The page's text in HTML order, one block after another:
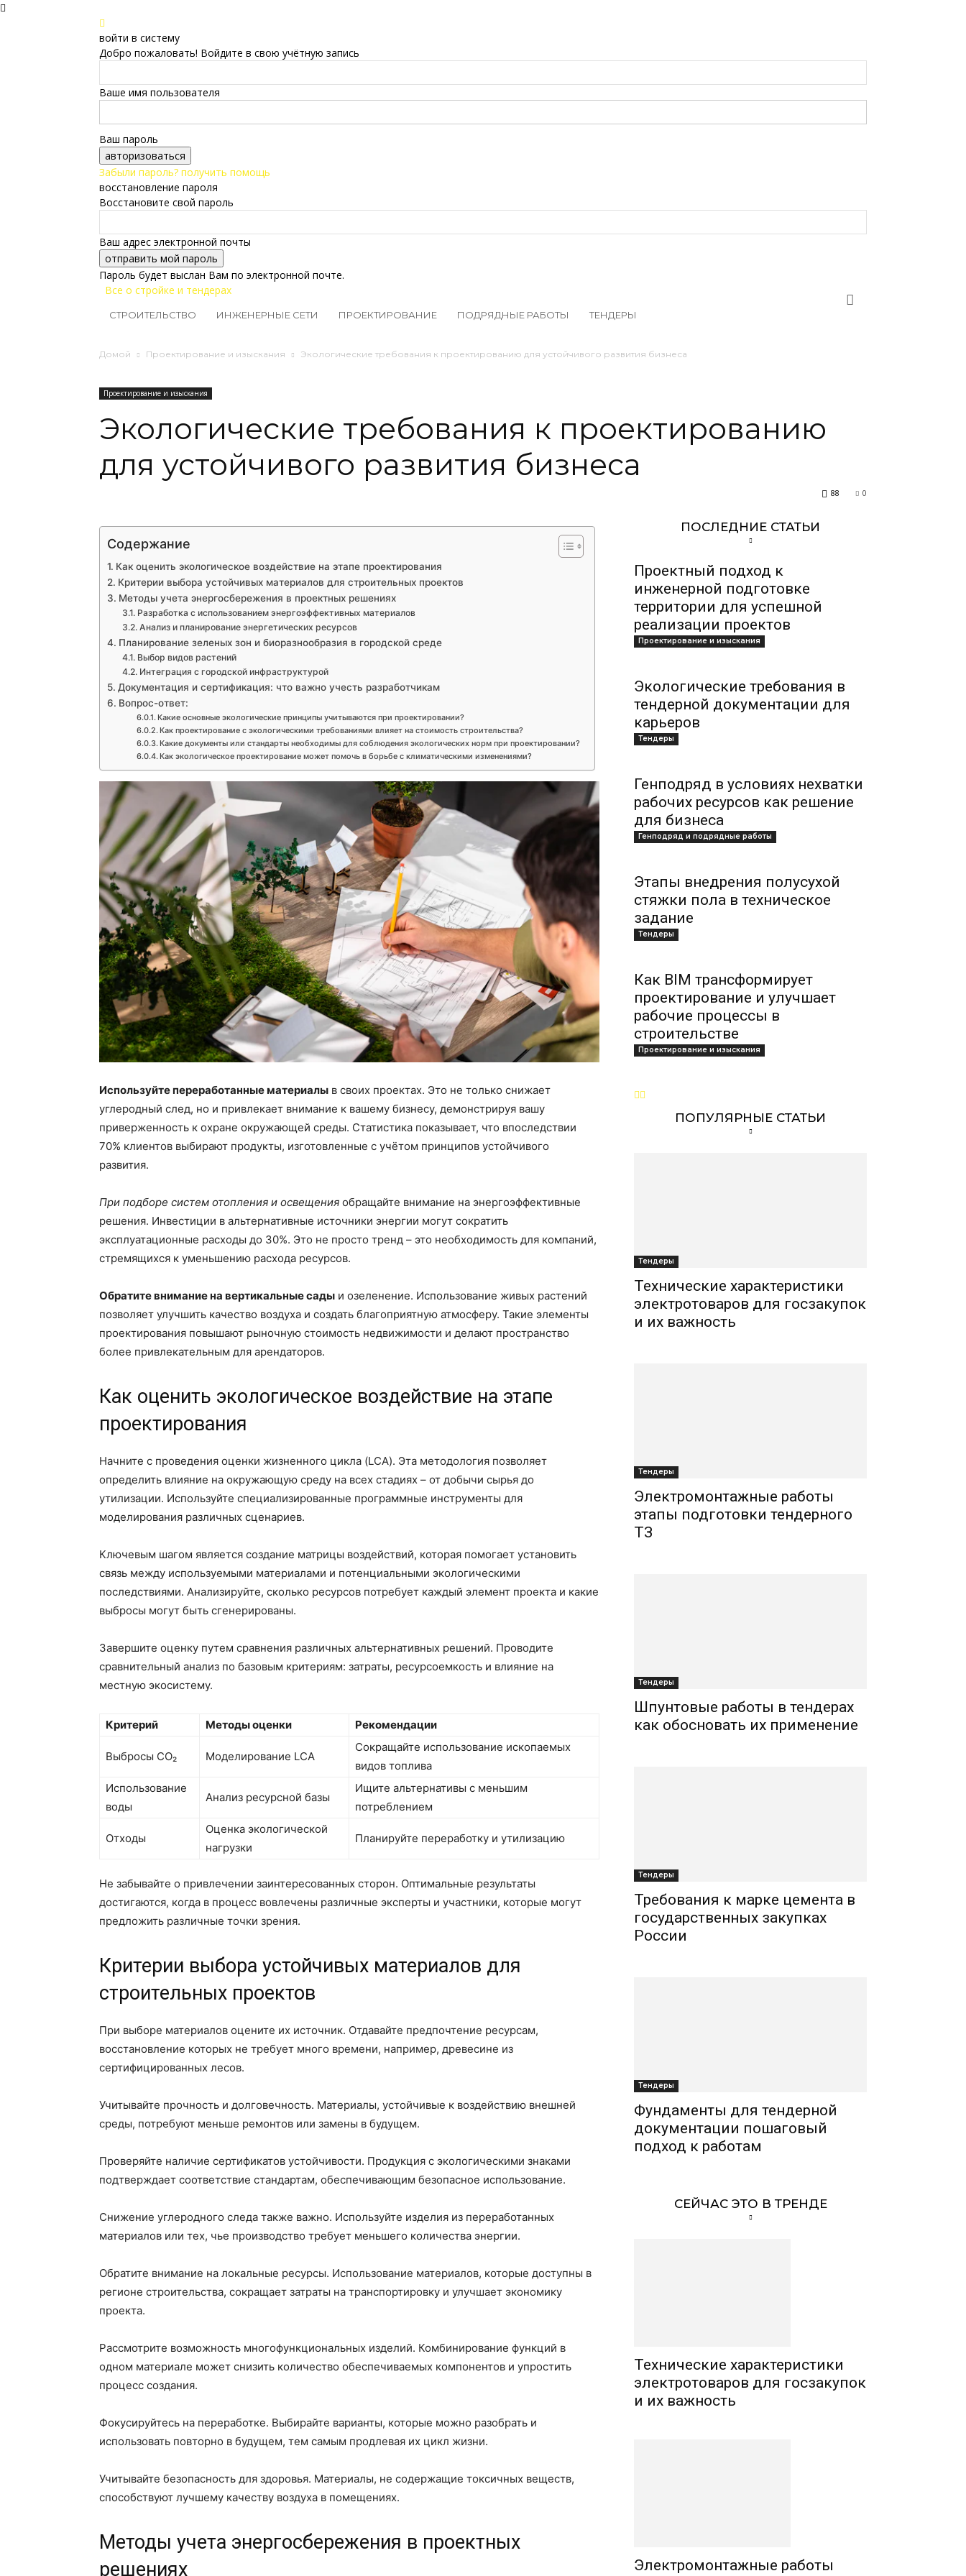
войти в систему
Добро пожаловать! Войдите в свою учётную запись
Ваше имя пользователя
Ваш пароль
Забыли пароль? получить помощь
восстановление пароля
Восстановите свой пароль
Ваш адрес электронной почты
Пароль будет выслан Вам по электронной почте.
Все о стройке и тендерах
СТРОИТЕЛЬСТВО ИНЖЕНЕРНЫЕ СЕТИ ПРОЕКТИРОВАНИЕ ПОДРЯДНЫЕ РАБОТЫ ТЕНДЕРЫ
Домой Проектирование и изыскания Экологические требования к проектированию для устойчивого развития бизнеса
Проектирование и изыскания
Экологические требования к проектированию
для устойчивого развития бизнеса
0
88
Содержание
Как оценить экологическое воздействие на этапе проектирования
Критерии выбора устойчивых материалов для строительных проектов
Методы учета энергосбережения в проектных решениях
Разработка с использованием энергоэффективных материалов
Анализ и планирование энергетических ресурсов
Планирование зеленых зон и биоразнообразия в городской среде
Выбор видов растений
Интеграция с городской инфраструктурой
Документация и сертификация: что важно учесть разработчикам
Вопрос-ответ:
Какие основные экологические принципы учитываются при проектировании?
Как проектирование с экологическими требованиями влияет на стоимость строительства?
Какие документы или стандарты необходимы для соблюдения экологических норм при проектировании?
Как экологическое проектирование может помочь в борьбе с климатическими изменениями?
Используйте переработанные материалы в своих проектах. Это не только снижает
углеродный след, но и привлекает внимание к вашему бизнесу, демонстрируя вашу
приверженность к охране окружающей среды. Статистика показывает, что впоследствии
70% клиентов выбирают продукты, изготовленные с учётом принципов устойчивого
развития.
При подборе систем отопления и освещения обращайте внимание на энергоэффективные
решения. Инвестиции в альтернативные источники энергии могут сократить
эксплуатационные расходы до 30%. Это не просто тренд – это необходимость для компаний,
стремящихся к уменьшению расхода ресурсов.
Обратите внимание на вертикальные сады и озеленение. Использование живых растений
позволяет улучшить качество воздуха и создать благоприятную атмосферу. Такие элементы
проектирования повышают рыночную стоимость недвижимости и делают пространство
более привлекательным для арендаторов.
Как оценить экологическое воздействие на этапе
проектирования
Начните с проведения оценки жизненного цикла (LCA). Эта методология позволяет
определить влияние на окружающую среду на всех стадиях – от добычи сырья до
утилизации. Используйте специализированные программные инструменты для
моделирования различных сценариев.
Ключевым шагом является создание матрицы воздействий, которая помогает установить
связь между используемыми материалами и потенциальными экологическими
последствиями. Анализируйте, сколько ресурсов потребует каждый элемент проекта и какие
выбросы могут быть сгенерированы.
Завершите оценку путем сравнения различных альтернативных решений. Проводите
сравнительный анализ по базовым критериям: затраты, ресурсоемкость и влияние на
местную экосистему.
Критерий Методы оценки Рекомендации
Выбросы СО₂ Моделирование LCA
Сокращайте использование ископаемых
видов топлива
Использование
воды
Анализ ресурсной базы
Ищите альтернативы с меньшим
потреблением
Отходы
Оценка экологической
нагрузки
Планируйте переработку и утилизацию
Не забывайте о привлечении заинтересованных сторон. Оптимальные результаты
достигаются, когда в процесс вовлечены различные эксперты и участники, которые могут
предложить различные точки зрения.
Критерии выбора устойчивых материалов для
строительных проектов
При выборе материалов оцените их источник. Отдавайте предпочтение ресурсам,
восстановление которых не требует много времени, например, древесине из
сертифицированных лесов.
Учитывайте прочность и долговечность. Материалы, устойчивые к воздействию внешней
среды, потребуют меньше ремонтов или замены в будущем.
Проверяйте наличие сертификатов устойчивости. Продукция с экологическими знаками
подтверждает соответствие стандартам, обеспечивающим безопасное использование.
Снижение углеродного следа также важно. Используйте изделия из переработанных
материалов или тех, чье производство требует меньшего количества энергии.
Обратите внимание на локальные ресурсы. Использование материалов, которые доступны в
регионе строительства, сокращает затраты на транспортировку и улучшает экономику
проекта.
Рассмотрите возможность многофункциональных изделий. Комбинирование функций в
одном материале может снизить количество обеспечиваемых компонентов и упростить
процесс создания.
Фокусируйтесь на переработке. Выбирайте варианты, которые можно разобрать и
использовать повторно в будущем, тем самым продлевая их цикл жизни.
Учитывайте безопасность для здоровья. Материалы, не содержащие токсичных веществ,
способствуют лучшему качеству воздуха в помещениях.
Методы учета энергосбережения в проектных
решениях
ПОСЛЕДНИЕ СТАТЬИ
Проектный подход к
инженерной подготовке
территории для успешной
реализации проектов
Проектирование и изыскания
Экологические требования в
тендерной документации для
карьеров
Тендеры
Генподряд в условиях нехватки
рабочих ресурсов как решение
для бизнеса
Генподряд и подрядные работы
Этапы внедрения полусухой
стяжки пола в техническое
задание
Тендеры
Как BIM трансформирует
проектирование и улучшает
рабочие процессы в
строительстве
Проектирование и изыскания
ПОПУЛЯРНЫЕ СТАТЬИ
Тендеры
Технические характеристики
электротоваров для госзакупок
и их важность
Тендеры
Электромонтажные работы
этапы подготовки тендерного
ТЗ
Тендеры
Шпунтовые работы в тендерах
как обосновать их применение
Тендеры
Требования к марке цемента в
государственных закупках
России
Тендеры
Фундаменты для тендерной
документации пошаговый
подход к работам
СЕЙЧАС ЭТО В ТРЕНДЕ
Технические характеристики
электротоваров для госзакупок
и их важность
Электромонтажные работы